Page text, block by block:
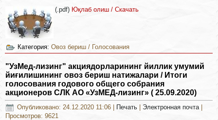
(.pdf) Юқлаб олиш / Скачать
Категория:Овоз бериш / Голосования
"УзМед-лизинг" акциядорларининг йиллик умумий
йиғилишининг овоз бериш натижалари / Итоги
голосования годового общего собрания
акционеров СЛК АО «УзМЕД-лизинг» ( 25.09.2020)
Опубликовано: 24.12.2020 11:06 Печать Электронная почта
Просмотров: 9621